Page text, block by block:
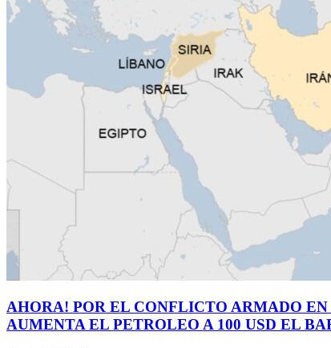
AHORA! POR EL CONFLICTO ARMADO
AUMENTA EL PETROLEO A 100 USD EL